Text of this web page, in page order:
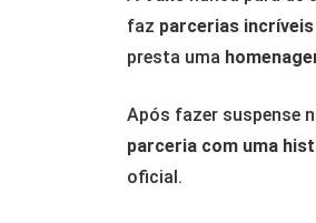
faz parcerias
presta uma
Após fazer suspense
parceria com uma
oficial.